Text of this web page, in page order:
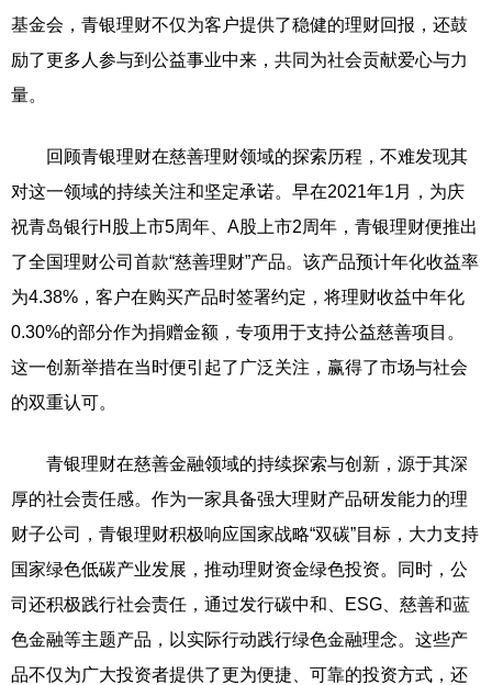
基金会，青银理财不仅为客户提供了稳健的理财回报，还鼓
励了更多人参与到公益事业中来，共同为社会贡献爱心与力
量。
回顾青银理财在慈善理财领域的探索历程，不难发现其
对这一领域的持续关注和坚定承诺。早在2021年1月，为庆
祝青岛银行H股上市5周年、A股上市2周年，青银理财便推出
了全国理财公司首款“慈善理财”产品。该产品预计年化收益率
为4.38%，客户在购买产品时签署约定，将理财收益中年化
0.30%的部分作为捐赠金额，专项用于支持公益慈善项目。
这一创新举措在当时便引起了广泛关注，赢得了市场与社会
的双重认可。
青银理财在慈善金融领域的持续探索与创新，源于其深
厚的社会责任感。作为一家具备强大理财产品研发能力的理
财子公司，青银理财积极响应国家战略“双碳”目标，大力支持
国家绿色低碳产业发展，推动理财资金绿色投资。同时，公
司还积极践行社会责任，通过发行碳中和、ESG、慈善和蓝
色金融等主题产品，以实际行动践行绿色金融理念。这些产
品不仅为广大投资者提供了更为便捷、可靠的投资方式，还